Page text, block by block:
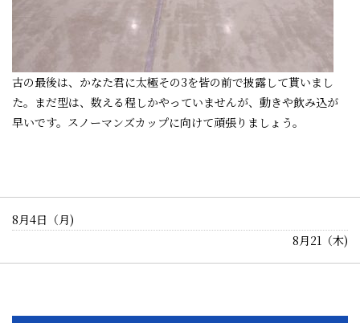
古の最後は、かなた君に太極その3を皆の前で披露して貰いまし
た。まだ型は、数える程しかやっていませんが、動きや飲み込が
早いです。スノーマンズカップに向けて頑張りましょう。
8月4日（月)
8月21（木)